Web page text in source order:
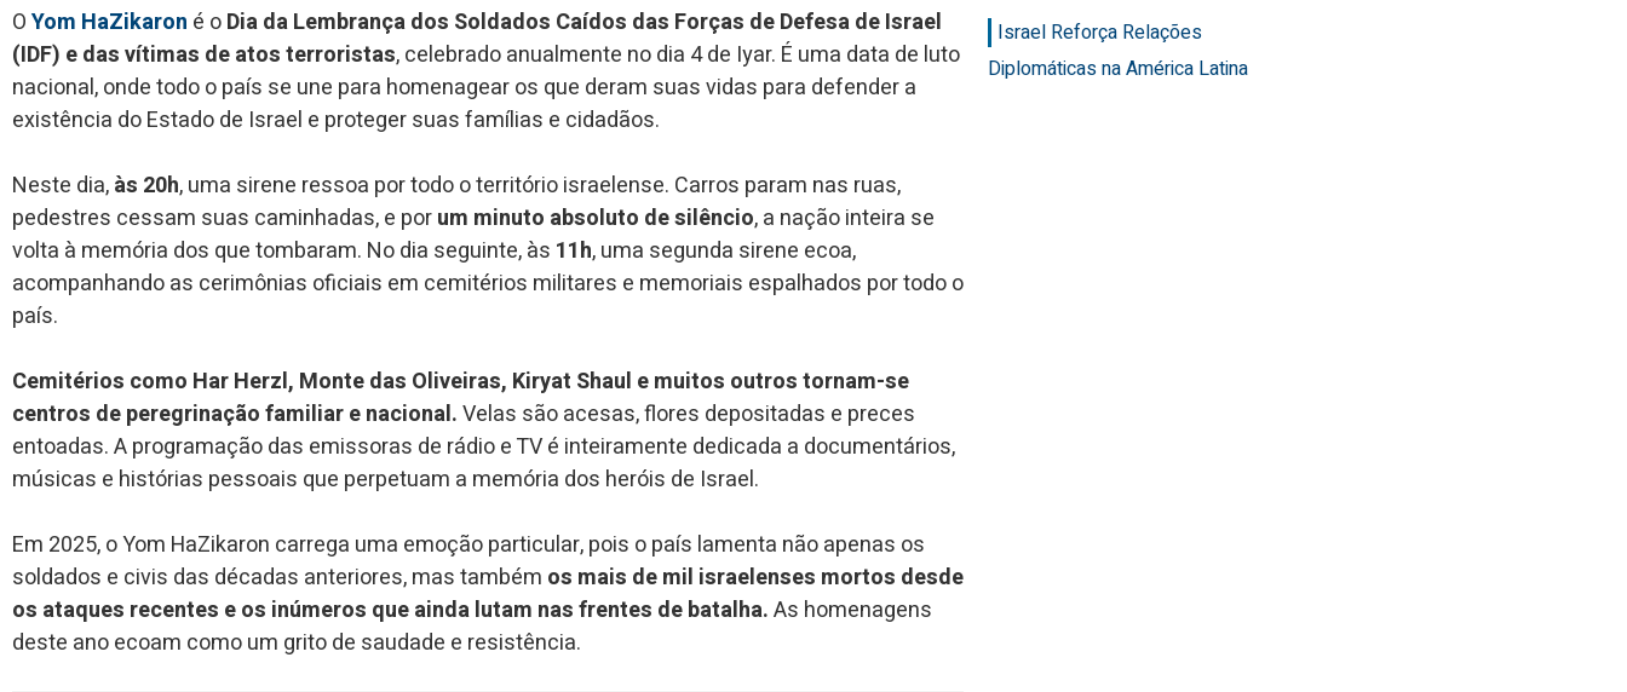
OYom HaZikaron é oDia da Lembrança dos Soldados Caídos das Forças de Defesa de Israel
(IDF) e das vítimas de atos terroristas, celebrado anualmente no dia 4 de Iyar. É uma data de luto
nacional, onde todo o país se une para homenagear os que deram suas vidas para defender a
existência do Estado de Israel e proteger suas famílias e cidadãos.
Neste dia,às 20h, uma sirene ressoa por todo o território israelense. Carros param nas ruas,
pedestres cessam suas caminhadas, e porum minuto absoluto de silêncio, a nação inteira se
volta à memória dos que tombaram. No dia seguinte, às 11h, uma segunda sirene ecoa,
acompanhando as cerimônias oficiais em cemitérios militares e memoriais espalhados por todo o
país.
Cemitérios como Har Herzl, Monte das Oliveiras, Kiryat Shaul e muitos outros tornam-se
centros de peregrinação familiar e nacional.Velas são acesas, flores depositadas e preces
entoadas. A programação das emissoras de rádio e TV é inteiramente dedicada a documentários,
músicas e histórias pessoais que perpetuam a memória dos heróis de Israel.
Em 2025, o Yom HaZikaron carrega uma emoção particular, pois o país lamenta não apenas os
soldados e civis das décadas anteriores, mas também os mais de mil israelenses mortos desde
os ataques recentes e os inúmeros que ainda lutam nas frentes de batalha.As homenagens
deste ano ecoam como um grito de saudade e resistência.
Israel Reforça Relações
Diplomáticas na América Latina